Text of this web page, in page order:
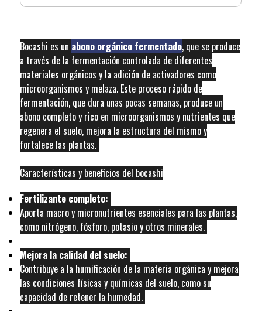
Bocashi es un abono orgánico fermentado, que se produce
a través de la fermentación controlada de diferentes
materiales orgánicos y la adición de activadores como
microorganismos y melaza. Este proceso rápido de
fermentación, que dura unas pocas semanas, produce un
abono completo y rico en microorganismos y nutrientes que
regenera el suelo, mejora la estructura del mismo y
fortalece las plantas.
Características y beneficios del bocashi
Fertilizante completo:
Aporta macro y micronutrientes esenciales para las plantas,
como nitrógeno, fósforo, potasio y otros minerales.
Mejora la calidad del suelo:
Contribuye a la humificación de la materia orgánica y mejora
las condiciones físicas y químicas del suelo, como su
capacidad de retener la humedad.